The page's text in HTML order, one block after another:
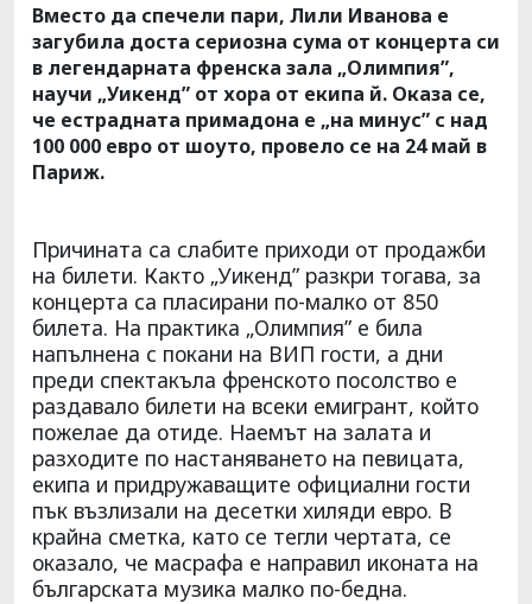
Вместо да спечели пари, Лили Иванова е
загубила доста сериозна сума от концерта си
в легендарната френска зала „Олимпия”,
научи „Уикенд” от хора от екипа й. Оказа се,
че естрадната примадона е „на минус” с над
100 000 евро от шоуто, провело се на 24 май в
Париж.
Причината са слабите приходи от продажби
на билети. Както „Уикенд” разкри тогава, за
концерта са пласирани по-малко от 850
билета. На практика „Олимпия” е била
напълнена с покани на ВИП гости, а дни
преди спектакъла френското посолство е
раздавало билети на всеки емигрант, който
пожелае да отиде. Наемът на залата и
разходите по настаняването на певицата,
екипа и придружаващите официални гости
пък възлизали на десетки хиляди евро. В
крайна сметка, като се тегли чертата, се
оказало, че масрафа е направил иконата на
българската музика малко по-бедна.